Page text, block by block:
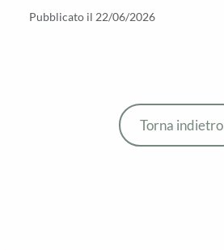
Pubblicato il 22/06/2026
Torna indietro